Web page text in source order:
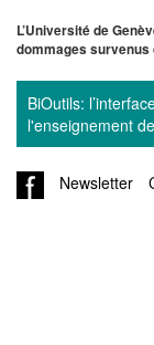
L’Université de
dommages
BiOutils:
l'enseignement
Newsletter